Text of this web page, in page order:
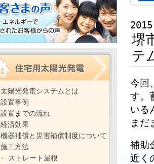
太陽光発電システムとは
設置事例
設置までの流れ
経済効果
機器補償と災害補償制度について
施工方法
ストレート屋根
堺
テ
今回
す。
いる
まだ
補助
近く